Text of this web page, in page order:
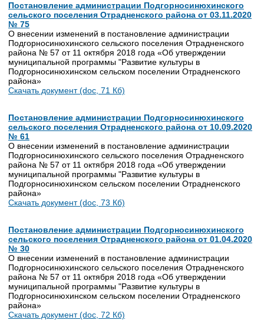
Постановление администрации Подгорносинюхинского
сельского поселения Отрадненского района от 03.11.2020
№ 75
О внесении изменений в постановление администрации
Подгорносинюхинского сельского поселения Отрадненского
района № 57 от 11 октября 2018 года «Об утверждении
муниципальной программы "Развитие культуры в
Подгорносинюхинском сельском поселении Отрадненского
района»
Скачать документ (doc, 71 Кб)
Постановление администрации Подгорносинюхинского
сельского поселения Отрадненского района от 10.09.2020
№ 61
О внесении изменений в постановление администрации
Подгорносинюхинского сельского поселения Отрадненского
района № 57 от 11 октября 2018 года «Об утверждении
муниципальной программы "Развитие культуры в
Подгорносинюхинском сельском поселении Отрадненского
района»
Скачать документ (doc, 73 Кб)
Постановление администрации Подгорносинюхинского
сельского поселения Отрадненского района от 01.04.2020
№ 30
О внесении изменений в постановление администрации
Подгорносинюхинского сельского поселения Отрадненского
района № 57 от 11 октября 2018 года «Об утверждении
муниципальной программы "Развитие культуры в
Подгорносинюхинском сельском поселении Отрадненского
района»
Скачать документ (doc, 72 Кб)